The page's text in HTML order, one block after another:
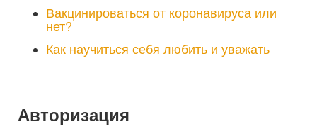
Вакцинироваться от коронавируса или
нет?
Как научиться себя любить и уважать
Авторизация